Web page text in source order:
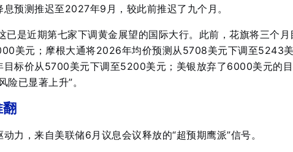
预测推迟至2027年9月，较此前推迟了九个月 。
是近期第七家下调黄金展望的国际大行。此前，花旗将三个月
美元 ；摩根大通将2026年均价预测从5708美元下调至5243美
目标价从5700美元下调至5200美元 ；美银放弃了6000美元的目
险已显著上升”。
力，来自美联储6月议息会议释放的“超预期鹰派”信号。